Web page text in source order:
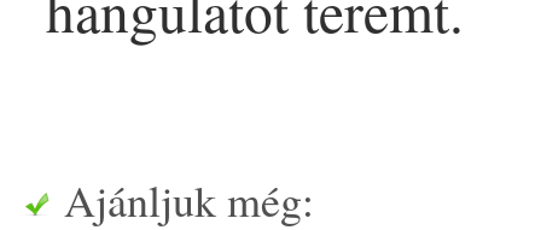
Ajánljuk még: